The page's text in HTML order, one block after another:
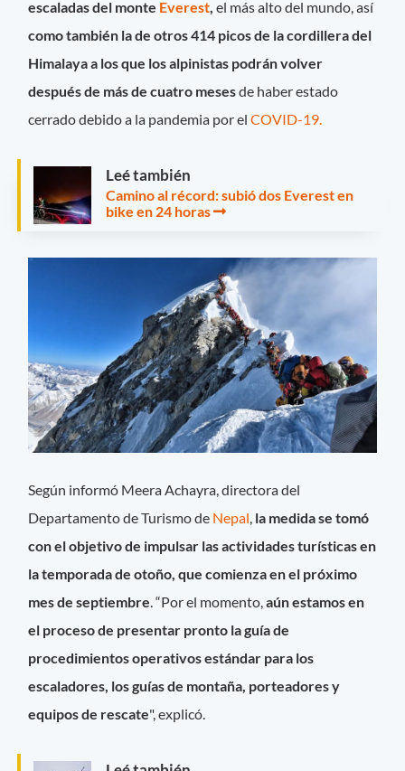
escaladas del monte Everest el más alto del mundo, así
como también la de otros 414 picos de la cordillera del
Himalaya a los que los alpinistas podrán volver
después de más de cuatro mesesde haber estado
cerrado debido a la pandemia por elCOVID-19.
Leé también
Camino al récord: subió dos Everest en
bike en 24 horas
Según informó Meera Achayra, directora del
Departamento de Turismo de Nepal la medida se tomó
con el objetivo de impulsar las actividades turísticas en
la temporada de otoño, que comienza en el próximo
mes de septiembre . “Por el momento,aún estamos en
el proceso de presentar pronto la guía de
procedimientos operativos estándar para los
escaladores, los guías de montaña, porteadores y
equipos de rescate", explicó.